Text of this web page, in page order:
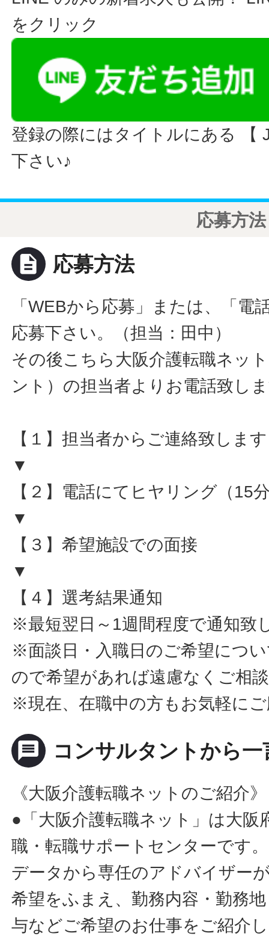
をクリック
登録の際にはタイトルにある 【
下さい♪
応募方法
description 応募方法
「WEBから応募」または、「電
応募下さい。（担当：田中）
その後こちら大阪介護転職ネッ
ント）の担当者よりお電話致し
【１】担当者からご連絡致します
▼
【２】電話にてヒヤリング（15
▼
【３】希望施設での面接
▼
【４】選考結果通知
※最短翌日～1週間程度で通知致
※面談日・入職日のご希望につ
ので希望があれば遠慮なくご相
※現在、在職中の方もお気軽に
message コンサルタントから一
《大阪介護転職ネットのご紹介》
●「大阪介護転職ネット」は大阪
職・転職サポートセンターです
データから専任のアドバイザー
希望をふまえ、勤務内容・勤務
与などご希望のお仕事をご紹介